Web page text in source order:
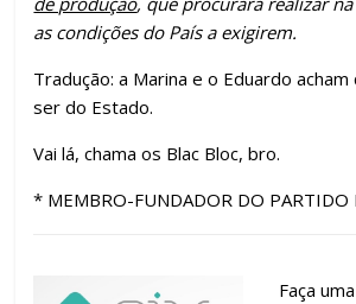
as condições do País a exigirem.
Tradução: a Marina e o Eduardo
ser do Estado.
Vai lá, chama os Blac Bloc, bro.
* MEMBRO-FUNDADOR DO PARTIDO
Faça